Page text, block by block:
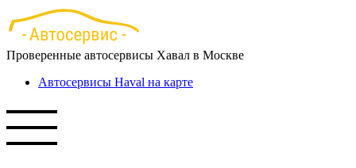
Перейти
к
основному
содержанию
Проверенные автосервисы Хавал в Москве
Автосервисы Haval на карте